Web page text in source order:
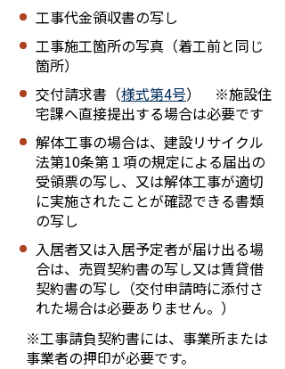
工事代金領収書の写し
工事施工箇所の写真（着工前と同じ
箇所）
交付請求書（様式第4号） ※施設住
宅課へ直接提出する場合は必要です
解体工事の場合は、建設リサイクル
法第10条第１項の規定による届出の
受領票の写し、又は解体工事が適切
に実施されたことが確認できる書類
の写し
入居者又は入居予定者が届け出る場
合は、売買契約書の写し又は賃貸借
契約書の写し（交付申請時に添付さ
れた場合は必要ありません。）
※工事請負契約書には、事業所または
事業者の押印が必要です。